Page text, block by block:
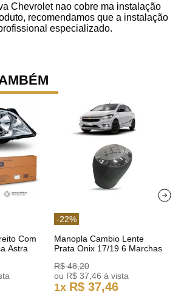
Chevrolet nao cobre ma instalação
recomendamos que a instalação
especializado.
Com
Astra
-22%
Manopla Cambio Lente
Prata Onix 17/19 6 Marchas
R$ 48,20
ou R$ 37 46 à vista
1x R$ 37,46